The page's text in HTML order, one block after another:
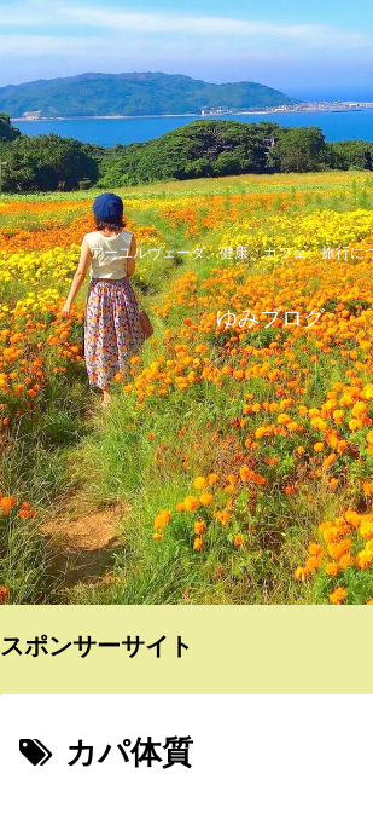
アーユルヴェーダ、健康、カフェ、旅行に
ゆみブログ
スポンサーサイト
カパ体質